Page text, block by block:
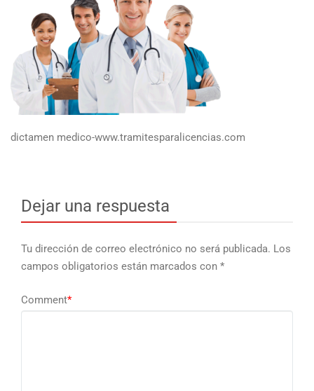
dictamen medico-www.tramitesparalicencias.com
Dejar una respuesta
Tu dirección de correo electrónico no será publicada. Los
campos obligatorios están marcados con *
Comment*